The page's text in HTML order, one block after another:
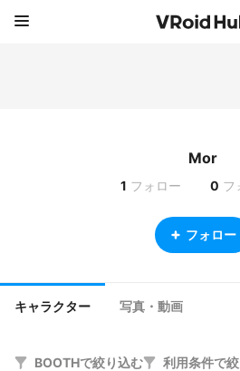
Mor
1 フォロー 0 フ
フォロー
キャラクター 写真・動画
BOOTHで絞り込む 利用条件で